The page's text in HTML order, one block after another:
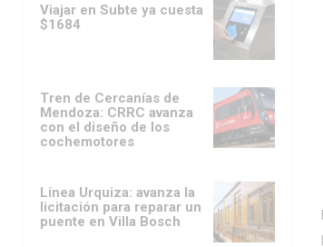
Viajar en Subte ya cuesta
$1684
Tren de Cercanías de
Mendoza: CRRC avanza
con el diseño de los
cochemotores
Línea Urquiza: avanza la
licitación para reparar un
puente en Villa Bosch